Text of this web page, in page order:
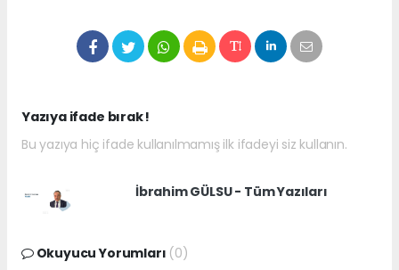
Yazıya ifade bırak !
Bu yazıya hiç ifade kullanılmamış ilk ifadeyi siz kullanın.
İbrahim GÜLSU - Tüm Yazıları
Okuyucu Yorumları (0)